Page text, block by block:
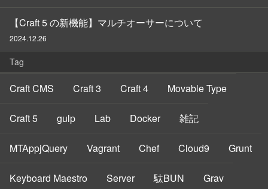
【Craft 5 の新機能】マルチオーサーについて
2024.12.26
Tag
Craft CMS Craft 3 Craft 4 Movable Type
Craft 5 gulp Lab Docker 雑記
MTAppjQuery Vagrant Chef Cloud9 Grunt
Keyboard Maestro Server 駄BUN Grav